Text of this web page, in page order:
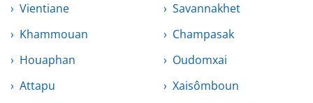
Vientiane
Savannakhet
Khammouan
Champasak
Houaphan
Oudomxai
Attapu
Xaisômboun